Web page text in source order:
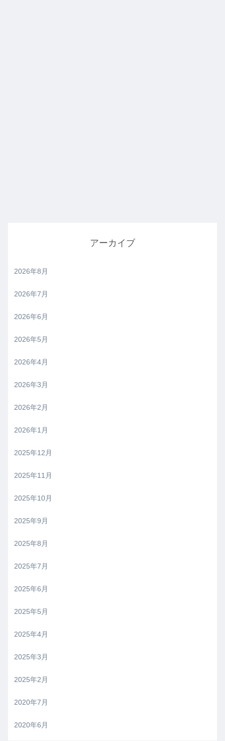
アーカイブ
2026年8月
2026年7月
2026年6月
2026年5月
2026年4月
2026年3月
2026年2月
2026年1月
2025年12月
2025年11月
2025年10月
2025年9月
2025年8月
2025年7月
2025年6月
2025年5月
2025年4月
2025年3月
2025年2月
2020年7月
2020年6月